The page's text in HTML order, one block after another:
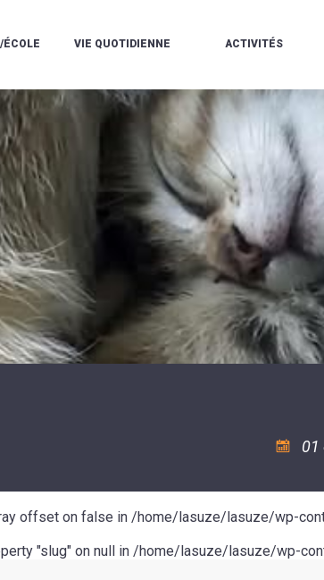
VIE QUOTIDIENNE
ESPACE
ENVIRONNEMENT
L'EAU
L'ASSAINISSEMENT
LA
RÉSIDENCE
AUTONOMIE
CCAS
LA
ACTIVITÉS
LA
MÉDIATHÈQUE
L'ÉCOLE
COMMUNAUTAIRE
MUSIQUE
L'ÉCOLE
COMMUNAUTAIRE
DE
DANSE
LA
PISCINE
COMMUNAUTAIRE
ASSOCIATIONS
offset on false in /home/lasuze/lasuze/wp-
"slug" on null in /home/lasuze/lasuze/wp-
01